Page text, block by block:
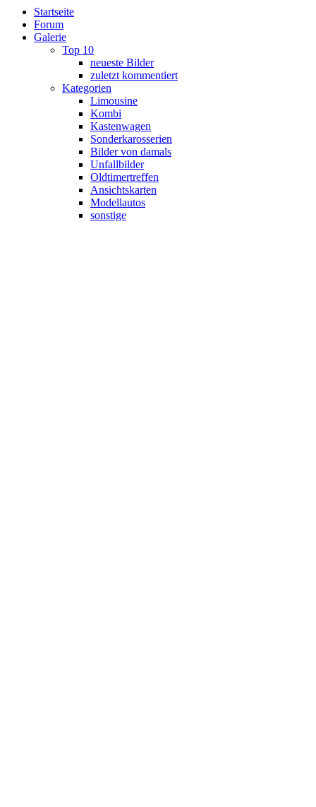
Startseite
Forum
Galerie
Top 10
neueste Bilder
zuletzt kommentiert
Kategorien
Limousine
Kombi
Kastenwagen
Sonderkarosserien
Bilder von damals
Unfallbilder
Oldtimertreffen
Ansichtskarten
Modellautos
sonstige